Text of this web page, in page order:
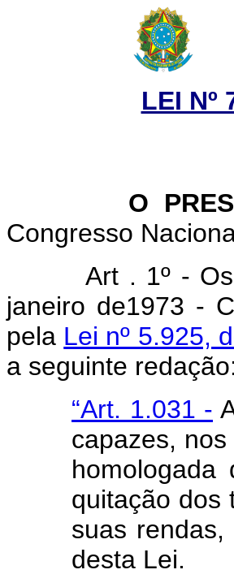
LEI Nº
O
Congresso
Art . 1º -
janeiro de1973 -
pela Lei nº 5.925,
a seguinte redação:
“Art. 1.031 -
capazes,
quitação dos
suas
desta Lei.